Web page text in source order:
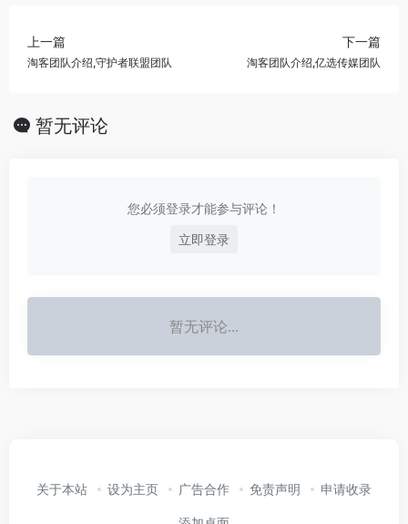
上一篇
淘客团队介绍,守护者联盟团队
下一篇
淘客团队介绍,亿选传媒团队
暂无评论
您必须登录才能参与评论！
立即登录
暂无评论...
关于本站 设为主页 广告合作 免责声明 申请收录